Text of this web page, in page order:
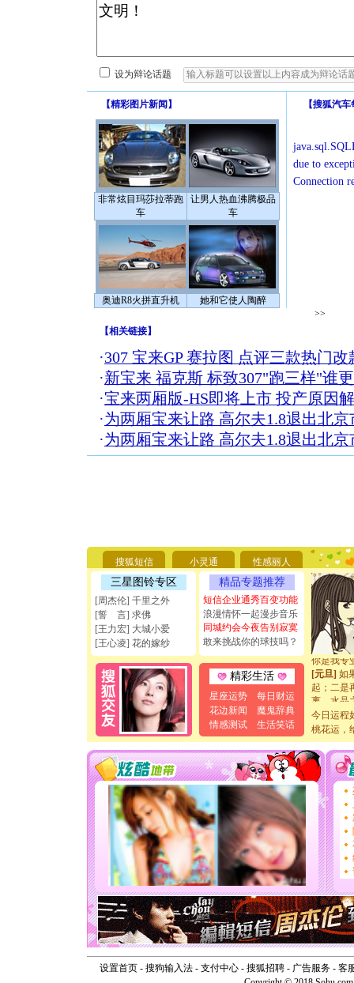
设为辩论话题
【精彩图片新闻 】
非常炫目玛莎拉蒂跑
车
让男人热血沸腾极品
车
奥迪R8火拼直升机 她和它使人陶醉
【搜狐汽车
due to
Connection
>>
【相关链接】
·307 宝来GP 赛拉图 点评三款热门改
·新宝来 福克斯 标致307"跑三样"谁
·宝来两厢版-HS即将上市 投产原因
·为两厢宝来让路 高尔夫1.8退出北京
·为两厢宝来让路 高尔夫1.8退出北京
搜狐短信 小灵通 性感丽人
三星图铃专区
[周杰伦] 千里之外
[誓 言] 求佛
[王力宏] 大城小爱
[王心凌] 花的嫁纱
精品专题推荐
短信企业通秀百变功能
浪漫情怀一起漫步音乐
同城约会今夜告别寂寞
敢来挑战你的球技吗？
精彩生活
星座运势
每日财运
花边新闻
魔鬼辞典
情感测试
生活笑话
[圣诞节]
能正大光
天都要快
[圣诞节]
如意,快
[元旦]看
断电。爱
你是我专
[元旦]如
起；二是
离。水晶
[元旦]当
泣，这痛
卖了。水
[春节]风
颜！冬去
道一声
[春节]传
片叶子
送你一
[圣诞节]
你太多
要平安
[圣诞节]
能正大
天都要快
[圣诞节]
如意,快
[元旦]看
断电。爱
你是我专
[元旦] 如
今日运程
桃花运，
设置首页- 搜狗输入法- 支付中心- 搜狐招聘- 广告服务- 客